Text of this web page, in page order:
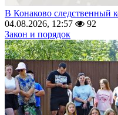
В Конаково следственный
04.08.2026, 12:57
92
Закон и порядок